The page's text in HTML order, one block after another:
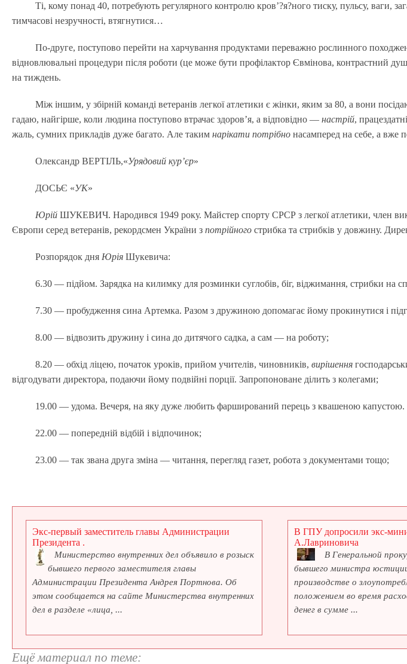
Ті, кому понад 40, потребують регулярного контролю кров’?я?ного тиску, пульсу,
тимчасові незручності, втягнутися…
По-друге, поступово перейти на харчування продуктами переважно рослинного
відновлювальні процедури після роботи (це може бути профілактор Євмінова, контрастний
на тиждень.
Між іншим, у збірній команді ветеранів легкої атлетики є жінки, яким за 80, а вони
гадаю, найгірше, коли людина поступово втрачає здоров’я, а відповідно — настрій,
жаль, сумних прикладів дуже багато. Але таким нарікати потрібно насамперед на себе, а вже
Олександр ВЕРТІЛЬ,«Урядовий кур’єр»
ДОСЬЄ «УК»
Юрій ШУКЕВИЧ. Народився 1949 року. Майстер спорту СРСР з легкої атлетики, член
Європи серед ветеранів, рекордсмен України з потрійного стрибка та стрибків у довжину.
Розпорядок дня Юрія Шукевича:
6.30 — підйом. Зарядка на килимку для розминки суглобів, біг, віджимання, стрибки на
7.30 — пробудження сина Артемка. Разом з дружиною допомагає йому прокинутися і
8.00 — відвозить дружину і сина до дитячого садка, а сам — на роботу;
8.20 — обхід ліцею, початок уроків, прийом учителів, чиновників,вирішення
відгодувати директора, подаючи йому подвійні порції. Запропоноване ділить з колегами;
19.00 — удома. Вечеря, на яку дуже любить фарширований перець з квашеною капустою.
22.00 — попередній відбій і відпочинок;
23.00 — так звана друга зміна — читання, перегляд газет, робота з документами тощо;
Экс-первый заместитель главы Администрации
Президента .
Министерство внутренних дел объявило в розыск
бывшего первого заместителя главы
Администрации Президента Андрея Портнова. Об
этом сообщается на сайте Министерства внутренних
дел в разделе «лица, ...
В ГПУ допросили экс-
А.Лавриновича
В Генеральной
бывшего министра
производстве о
положением во время
денег в сумме ...
Ещё материал по теме: